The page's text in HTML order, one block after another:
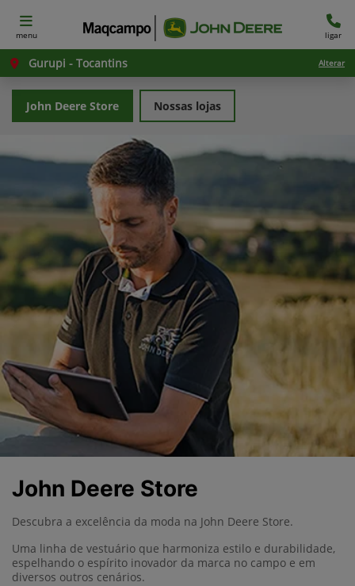
menu ligar
Gurupi - Tocantins Alterar
Nossas lojas
John Deere Store
John Deere Store
Descubra a excelência da moda na John Deere Store.
Uma linha de vestuário que harmoniza estilo e durabilidade,
espelhando o espírito inovador da marca no campo e em
diversos outros cenários.